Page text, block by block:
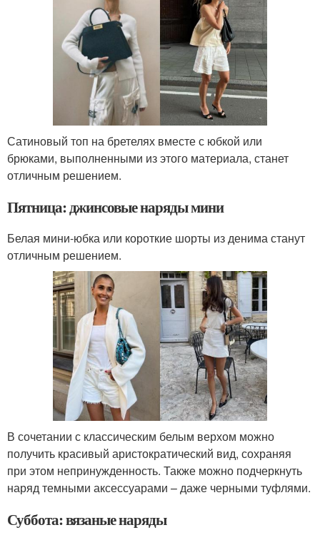
Сатиновый топ на бретелях вместе с юбкой или
брюками, выполненными из этого материала, станет
отличным решением.
Пятница: джинсовые наряды мини
Белая мини-юбка или короткие шорты из денима станут
отличным решением.
В сочетании с классическим белым верхом можно
получить красивый аристократический вид, сохраняя
при этом непринужденность. Также можно подчеркнуть
наряд темными аксессуарами – даже черными туфлями.
Суббота: вязаные наряды